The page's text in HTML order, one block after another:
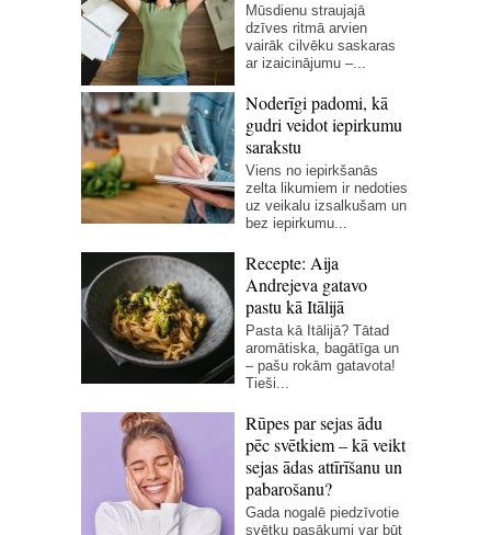
Mūsdienu straujajā
dzīves ritmā arvien
vairāk cilvēku saskaras
ar izaicinājumu –...
Noderīgi padomi, kā
gudri veidot iepirkumu
sarakstu
Viens no iepirkšanās
zelta likumiem ir nedoties
uz veikalu izsalkušam un
bez iepirkumu...
Recepte: Aija
Andrejeva gatavo
pastu kā Itālijā
Pasta kā Itālijā? Tātad
aromātiska, bagātīga un
– pašu rokām gatavota!
Tieši...
Rūpes par sejas ādu
pēc svētkiem – kā veikt
sejas ādas attīrīšanu un
pabarošanu?
Gada nogalē piedzīvotie
svētku pasākumi var būt